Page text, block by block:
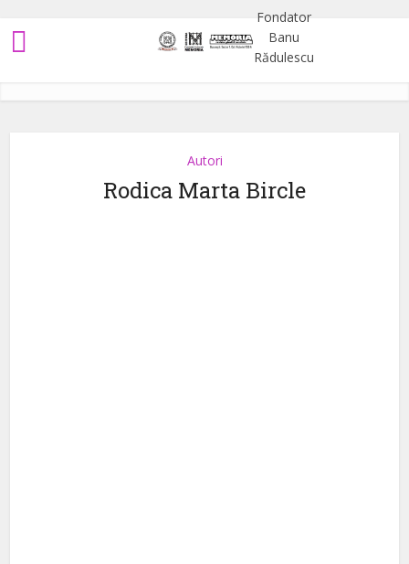
Autori
Rodica Marta Bircle